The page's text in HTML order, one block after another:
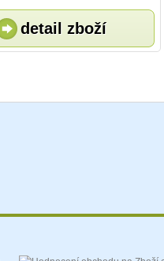
detail zboží